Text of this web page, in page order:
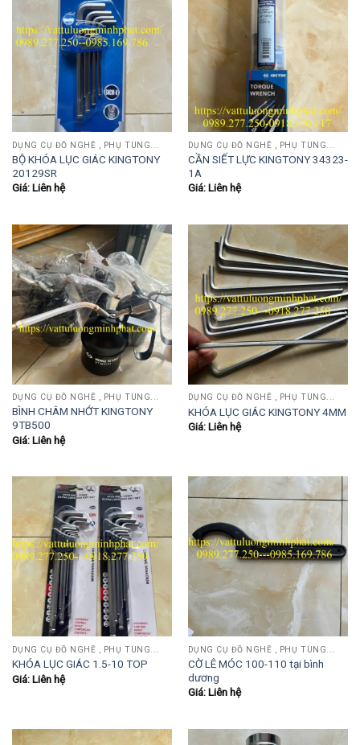
DỤNG CỤ ĐỒ NGHỀ , PHỤ TÙNG...
BỘ KHÓA LỤC GIÁC KINGTONY
20129SR
Giá: Liên hệ
DỤNG CỤ ĐỒ NGHỀ , PHỤ TÙNG...
CẦN SIẾT LỰC KINGTONY 34323-
1A
Giá: Liên hệ
DỤNG CỤ ĐỒ NGHỀ , PHỤ TÙNG...
BÌNH CHÂM NHỚT KINGTONY
9TB500
Giá: Liên hệ
DỤNG CỤ ĐỒ NGHỀ , PHỤ TÙNG...
KHÓA LỤC GIÁC KINGTONY 4MM
Giá: Liên hệ
DỤNG CỤ ĐỒ NGHỀ , PHỤ TÙNG...
KHÓA LỤC GIÁC 1.5-10 TOP
Giá: Liên hệ
DỤNG CỤ ĐỒ NGHỀ , PHỤ TÙNG...
CỜ LÊ MÓC 100-110 tại bình
dương
Giá: Liên hệ